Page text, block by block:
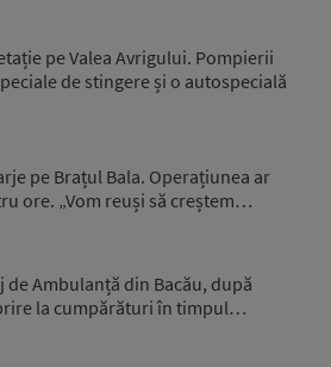
pe Valea Avrigului. Pompierii
de stingere și o autospecială
pe Brațul Bala. Operațiunea ar
ore. „Vom reuși să creștem…
de Ambulanță din Bacău, după
la cumpărături în timpul…